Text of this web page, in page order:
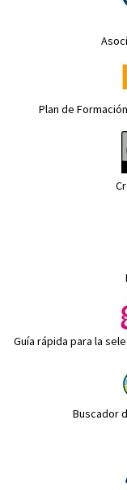
Plan de
Guía rápida para la
Buscador